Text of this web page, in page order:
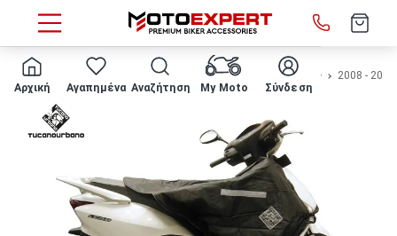
Αρχική Αγαπημένα Αναζήτηση My Moto Σύνδεση
HOME Μάρκα/μοντέλο KYMCO AGILITY 150 R16 | R16+ 2008 - 2013